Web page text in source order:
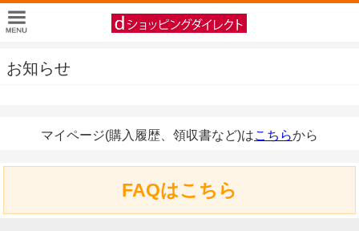
お知らせ
マイページ(購入履歴、領収書など)はこちらから
FAQはこちら